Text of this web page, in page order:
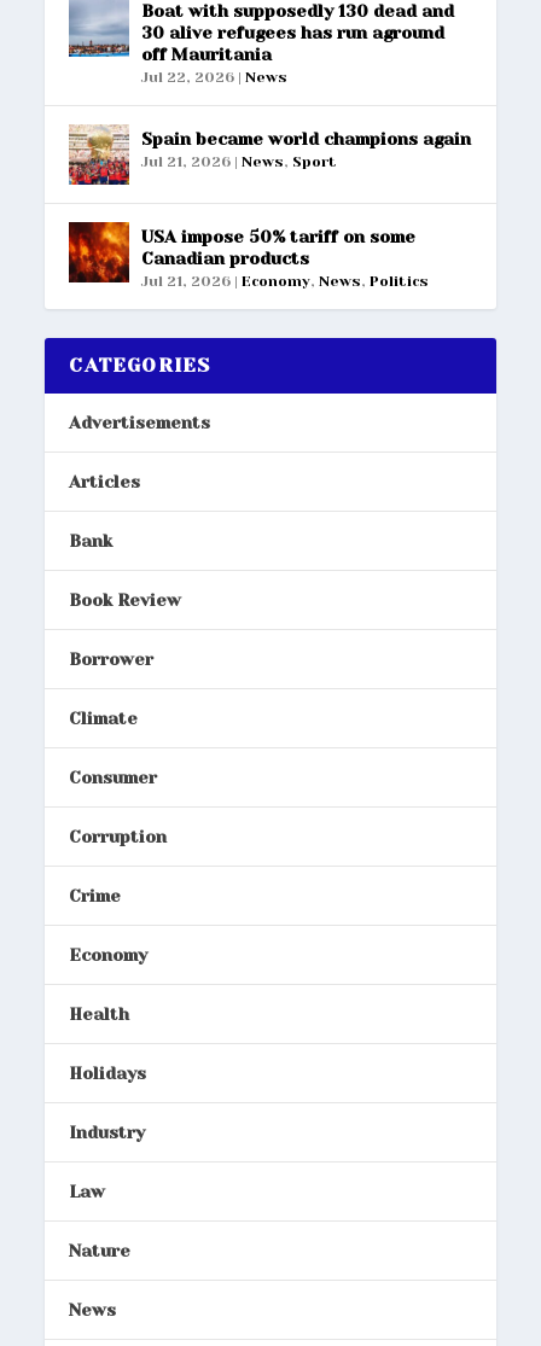
Boat with supposedly 130 dead and
30 alive refugees has run aground
off Mauritania
Jul 22, 2026 |News
Spain became world champions again
Jul 21, 2026 |News, Sport
USA impose 50% tariff on some
Canadian products
Jul 21, 2026 |Economy,News,Politics
CATEGORIES
Advertisements
Articles
Bank
Book Review
Borrower
Climate
Consumer
Corruption
Crime
Economy
Health
Holidays
Industry
Law
Nature
News